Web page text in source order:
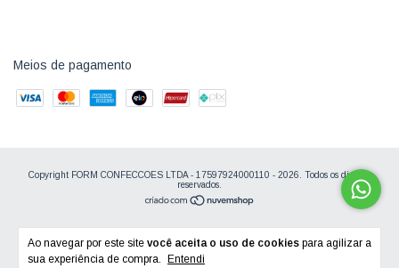
Ao navegar por este site você aceita o uso de cookies para agilizar a
sua experiência de compra.
Entendi
Meios de pagamento
Copyright FORM CONFECCOES LTDA - 17597924000110 - 2026. Todos os direitos
reservados.